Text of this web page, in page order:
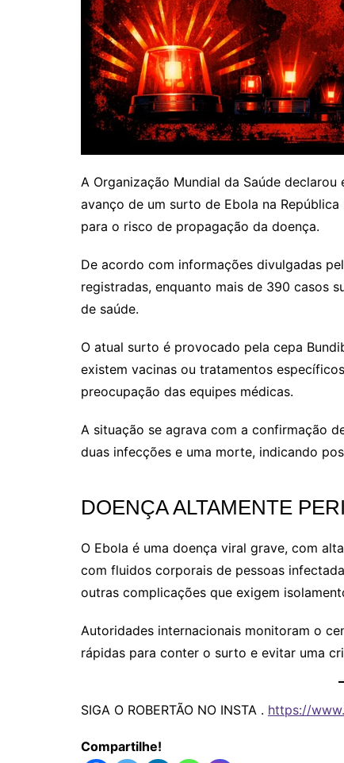
A Organização Mundial da Saúde
avanço de um surto de Ebola na
para o risco de propagação da doença.
De acordo com informações divulgadas
registradas, enquanto mais de 390 casos
de saúde.
O atual surto é provocado pela cepa
existem vacinas ou tratamentos
preocupação das equipes médicas.
A situação se agrava com a confirmação
duas infecções e uma morte, indicando
DOENÇA ALTAMENTE
O Ebola é uma doença viral grave, com
com fluidos corporais de pessoas
outras complicações que exigem
Autoridades internacionais monitoram o
rápidas para conter o surto e evitar uma
SIGA O ROBERTÃO NO INSTA . https://
Compartilhe!